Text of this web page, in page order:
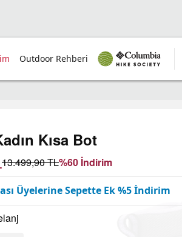
Outdoor Rehberi
Kısa Bot
13.499,90TL%60 İndirim
Üyelerine Sepette Ek %5 İndirim